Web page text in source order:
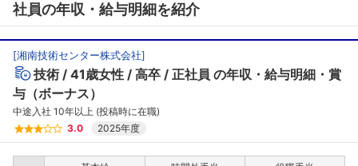
社員の年収・給与明細を紹介
[湘南技術センター株式会社]
技術 41歳女性 高卒 正社員 の年収・給与明細・賞
与（ボーナス）
中途入社 10年以上 (投稿時に在職)
3.0
2025年度